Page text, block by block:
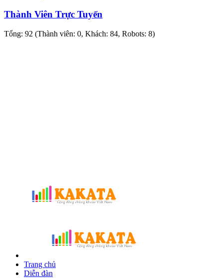
Thành Viên Trực Tuyến
Tổng: 92 (Thành viên: 0, Khách: 84, Robots: 8)
Trang chủ
Diễn đàn